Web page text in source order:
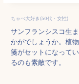
ちゃぺ大好き(50代・女性)
サンフランシスコ生
かがでしょうか。植
箋がセットになって
るのも素敵です。